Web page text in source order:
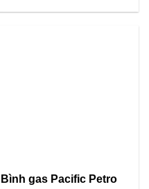
Bình gas Pacific Petro